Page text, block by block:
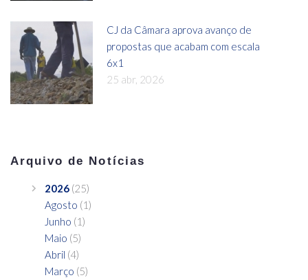
CJ da Câmara aprova avanço de
propostas que acabam com escala
6x1
25 abr, 2026
Arquivo de Notícias
2026 (25)
Agosto (1)
Junho (1)
Maio (5)
Abril (4)
Março (5)